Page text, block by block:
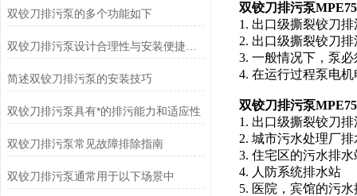
双铰刀排污泵的多个功能如下
简述双铰刀排污泵的安装技巧
双铰刀排污泵具有*的排污能力和适应性
双铰刀排污泵常见故障排除指南
双铰刀排污泵通常用于以下场景中
双铰刀排污泵
1. 出口级撕裂铰刀
2. 出口级撕裂铰刀
3. 一般情况下，泵
4. 在运行过程泵电
双铰刀排污泵
1. 出口级撕裂铰刀
2. 城市污水处理厂
3. 住宅区的污水排水
4. 人防系统排水站
5. 医院，宾馆的污水